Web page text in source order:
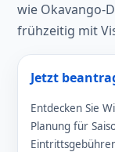
wie Okavango-
frühzeitig mit
Jetzt
Entdecken Sie
Planung für